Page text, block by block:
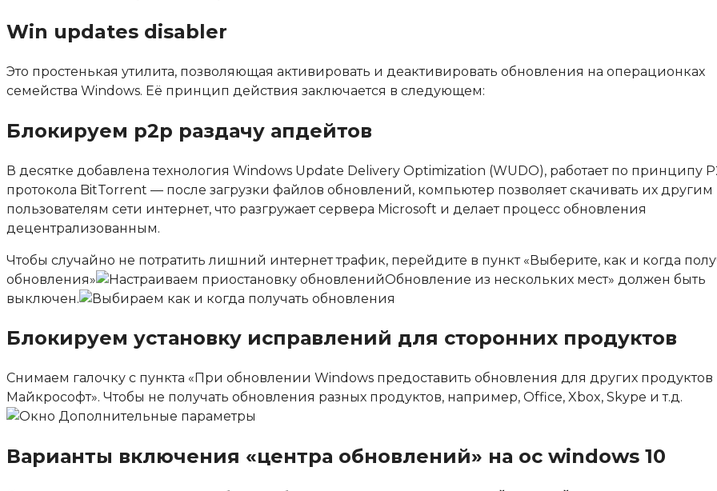
Win updates disabler
Это простенькая утилита, позволяющая активировать и деактивировать обновления на операционках
семейства Windows. Её принцип действия заключается в следующем:
Блокируем p2p раздачу апдейтов
В десятке добавлена технология Windows Update Delivery Optimization (WUDO), работает по принципу
протокола BitTorrent — после загрузки файлов обновлений, компьютер позволяет скачивать их другим
пользователям сети интернет, что разгружает сервера Microsoft и делает процесс обновления
децентрализованным.
Чтобы случайно не потратить лишний интернет трафик, перейдите в пункт «Выберите, как и когда
обновления» Обновление из нескольких мест» должен быть
выключен.
Блокируем установку исправлений для сторонних продуктов
Снимаем галочку с пункта « При обновлении Windows предоставить обновления для других продуктов
Майкрософт». Чтобы не получать обновления разных продуктов, например, Office, Xbox, Skype и т.д.
Варианты включения «центра обновлений» на ос windows 10